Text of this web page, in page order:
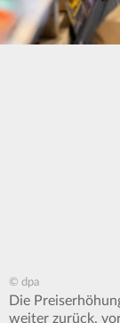
© dpa
Die
weiter zurück,